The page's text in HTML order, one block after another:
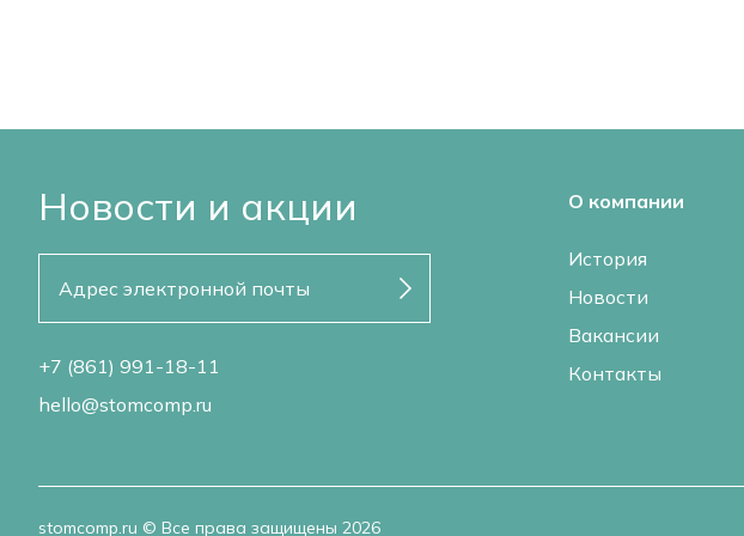
Новости и акции
+7 (861) 991-18-11
hello@stomcomp.ru
О компании
История
Новости
Вакансии
Контакты
stomcomp.ru © Все права защищены 2026